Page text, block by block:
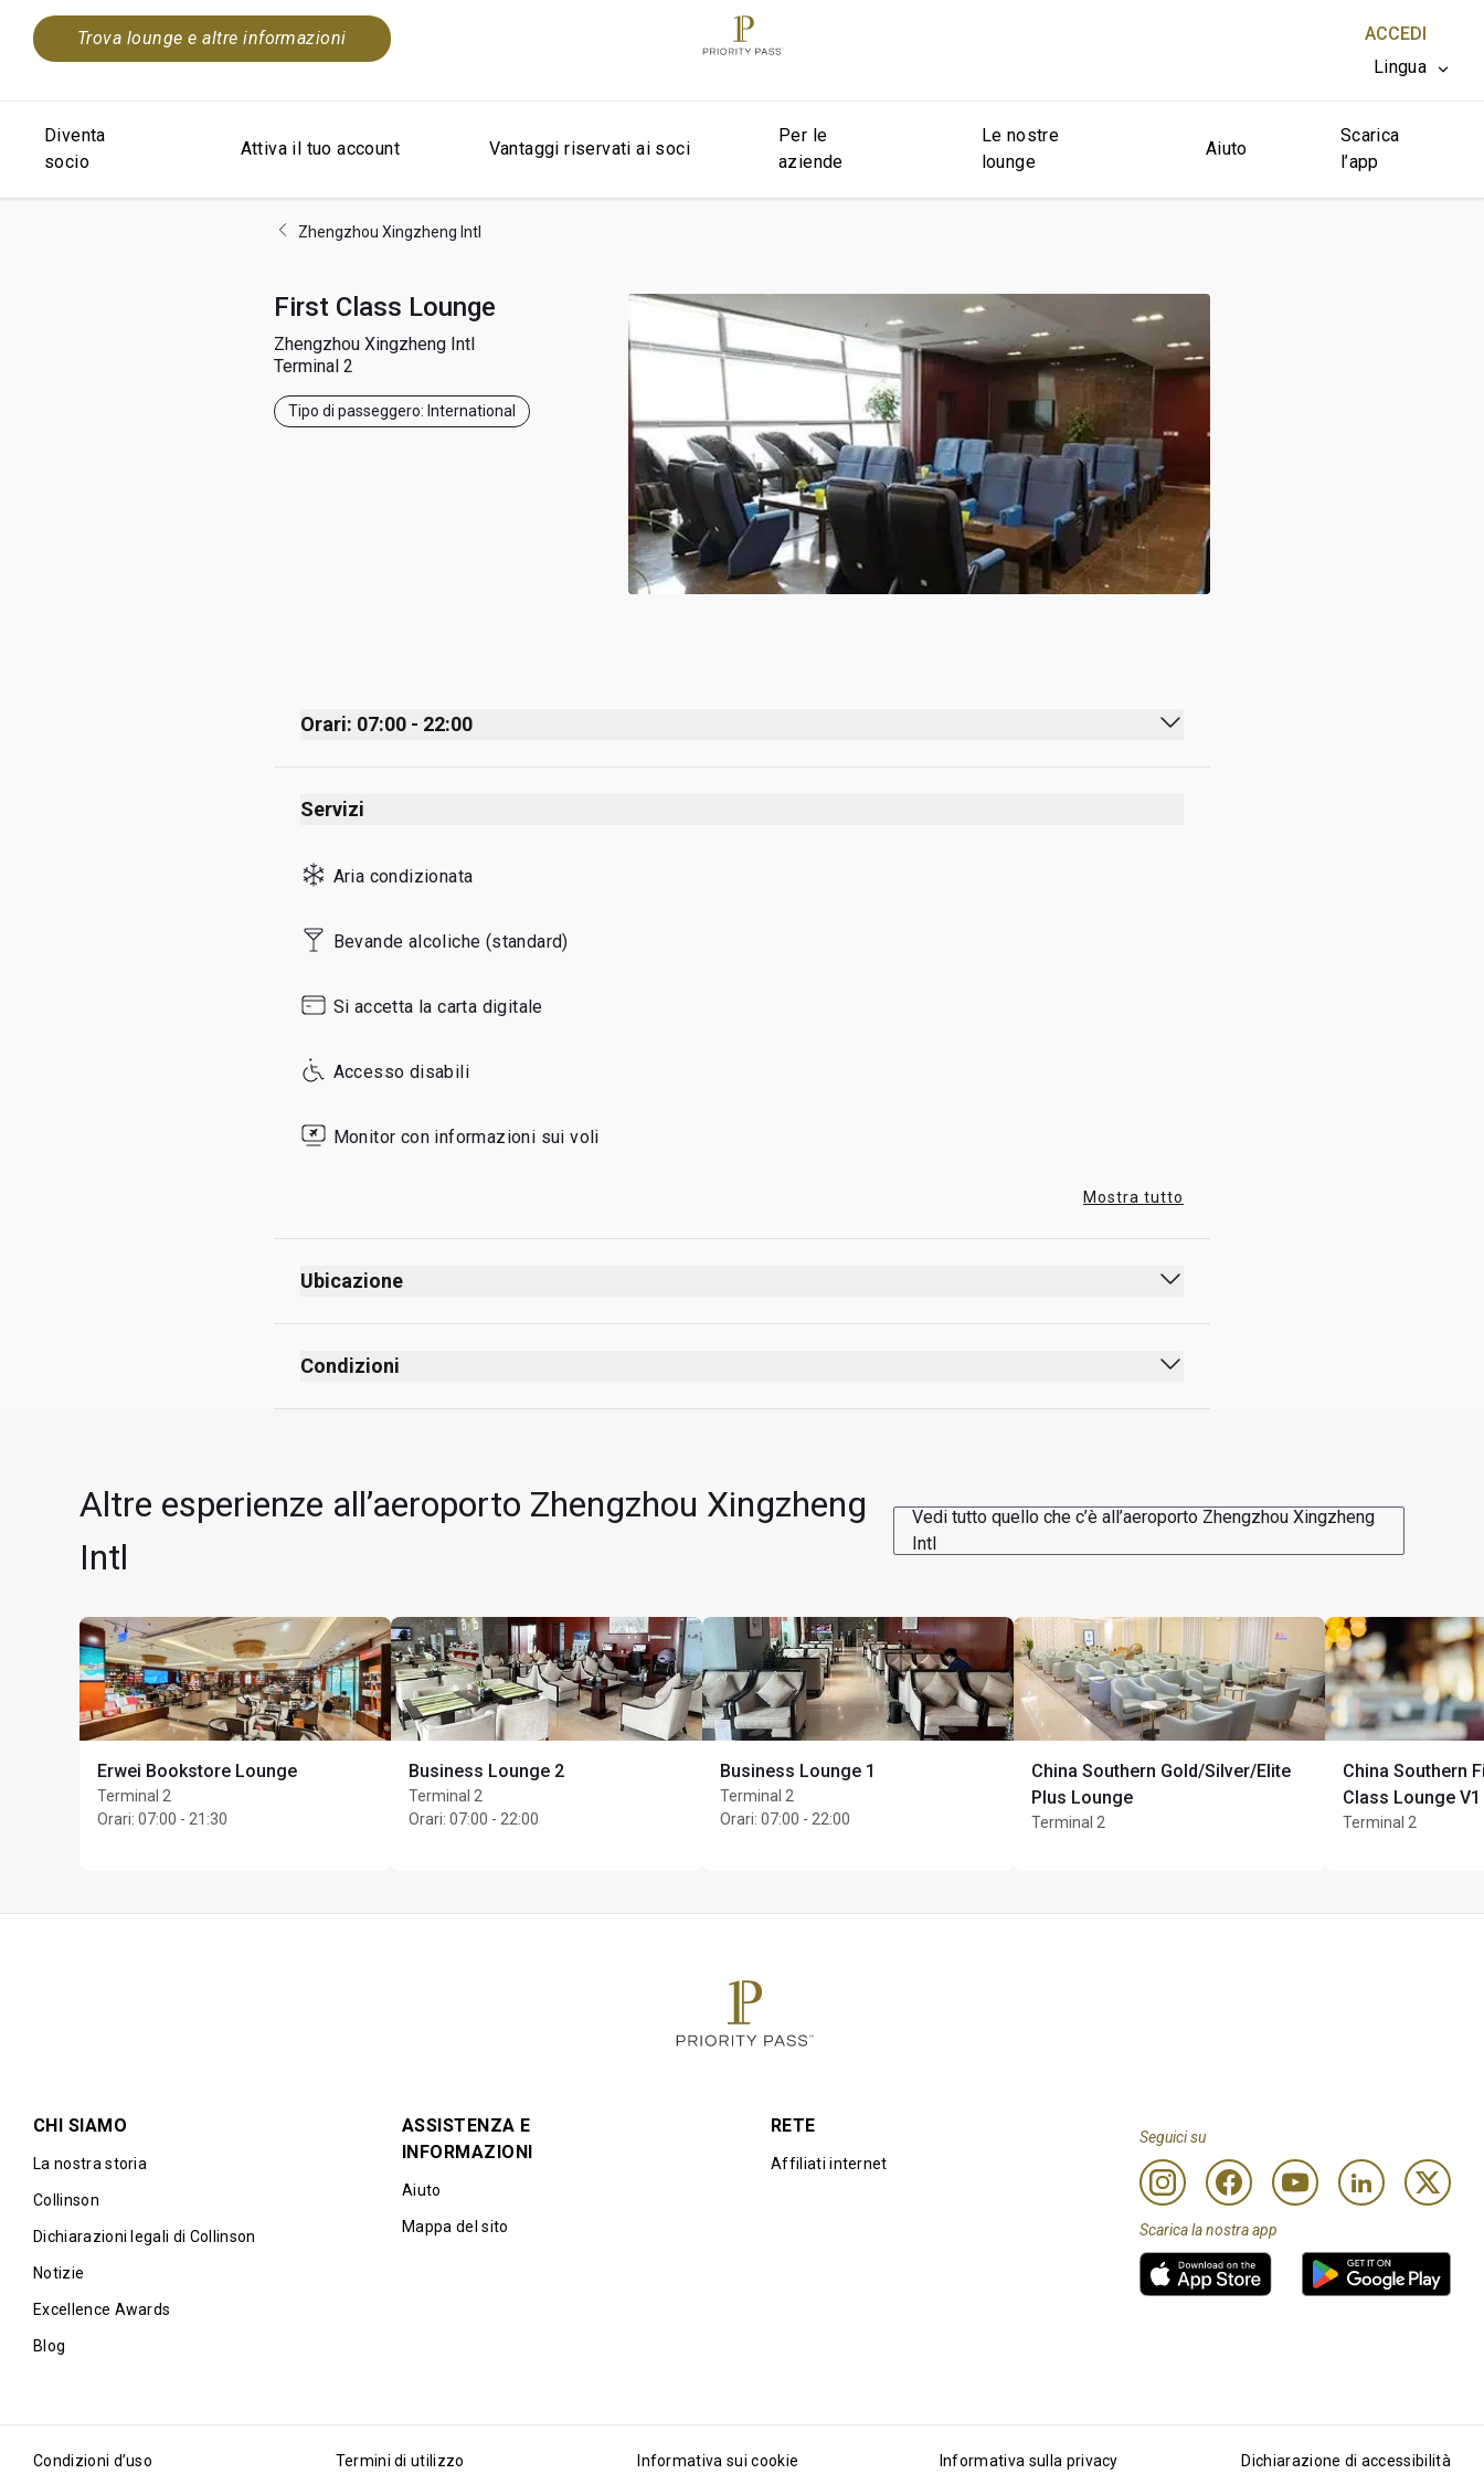
Trova lounge e altre informazioni
ACCEDI
Lingua
CHIUDI X
Diventa
socio
Attiva il tuo account Vantaggi riservati ai soci
Per le
aziende
Le nostre
lounge
Aiuto
Scarica
l’app
Zhengzhou Xingzheng Intl
First Class Lounge
Zhengzhou Xingzheng Intl
Terminal 2
Tipo di passeggero: International
Orari: 07:00 - 22:00
Monday 07:00 - 22:00
Tuesday
Thursday
Friday
Sunday
Servizi
Aria condizionata
Bevande alcoliche (standard)
Si accetta la carta digitale
Accesso disabili
Monitor con informazioni sui voli
Mostra tutto
Ubicazione
Condizioni
Altre esperienze all’aeroporto Zhengzhou Xingzheng
Intl
Vedi tutto quello che c’è all’aeroporto Zhengzhou Xingzheng
Intl
Erwei Bookstore Lounge
Terminal 2
Orari: 07:00 - 21:30
Business Lounge 2
Terminal 2
Orari: 07:00 - 22:00
Business Lounge 1
Terminal 2
Orari: 07:00 - 22:00
China Southern Gold/Silver/Elite
Plus Lounge
Terminal 2
China Southern
Class Lounge V1
Terminal 2
CHI SIAMO
La nostra storia
Collinson
Dichiarazioni legali di Collinson
Notizie
Excellence Awards
Blog
ASSISTENZA E
INFORMAZIONI
Aiuto
Mappa del sito
RETE
Affiliati internet
Seguici su
Scarica la nostra app
Condizioni d’uso Termini di utilizzo Informativa sui cookie Informativa sulla privacy Dichiarazione di accessibilità